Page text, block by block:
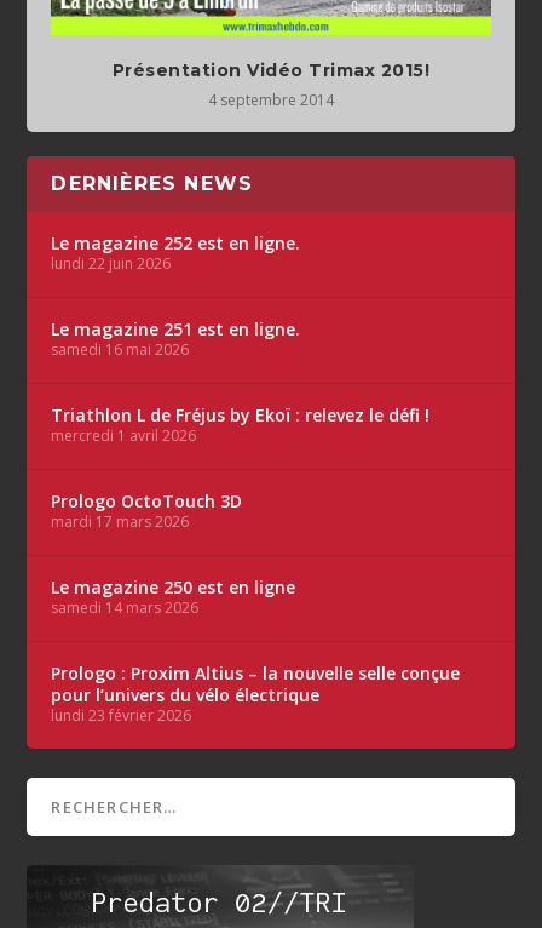
Présentation Vidéo Trimax 2015!
4 septembre 2014
DERNIÈRES NEWS
Le magazine 252 est en ligne.
lundi 22 juin 2026
Le magazine 251 est en ligne.
samedi 16 mai 2026
Triathlon L de Fréjus by Ekoï : relevez le défi !
mercredi 1 avril 2026
Prologo OctoTouch 3D
mardi 17 mars 2026
Le magazine 250 est en ligne
samedi 14 mars 2026
Prologo : Proxim Altius – la nouvelle selle conçue
pour l’univers du vélo électrique
lundi 23 février 2026